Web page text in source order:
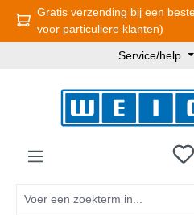
Ga naar de hoofdinhoud
Gratis verzending bij een
voor particuliere klanten)
Service/help